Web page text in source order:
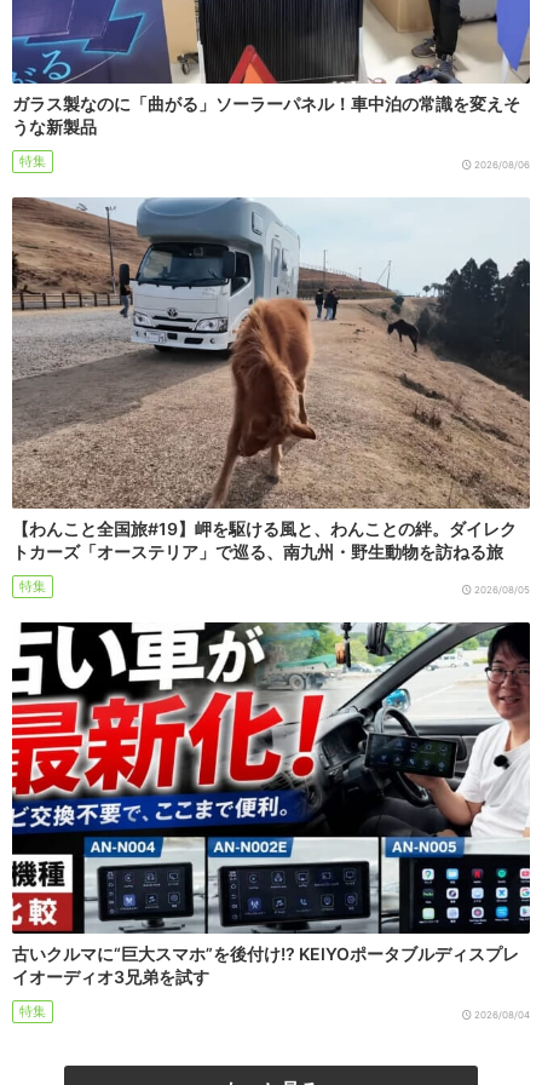
ガラス製なのに「曲がる」ソーラーパネル！車中泊の常識を変えそ
うな新製品
特集 2026/08/06
【わんこと全国旅#19】岬を駆ける風と、わんことの絆。ダイレク
トカーズ「オーステリア」で巡る、南九州・野生動物を訪ねる旅
特集 2026/08/05
古いクルマに“巨大スマホ”を後付け!? KEIYOポータブルディスプレ
イオーディオ3兄弟を試す
特集 2026/08/04